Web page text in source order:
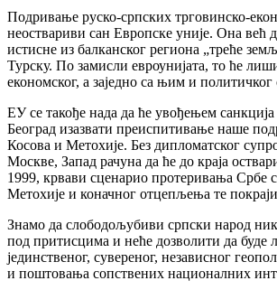
Подривање руско-српских трговинско-
неоствариви сан Европске уније. Она већ
истисне из балканског региона „треће
Турску. По замисли евроунијата, то ће
економског, а заједно са њим и политичког
ЕУ се такође нада да ће увођењем
Београд изазвати преиспитивање наше
Косова и Метохије. Без дипломатског
Москве, Запад рачуна да ће до краја
1999, крвави сценарио протеривања Србе
Метохије и коначног отцепљења те
Знамо да слободољубиви српски народ
под притисцима и неће дозволити да буде
јединственог, сувереног, независног
и поштовања сопствених националних